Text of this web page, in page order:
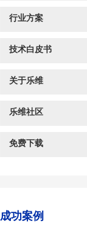
行业方案
技术白皮书
关于乐维
乐维社区
免费下载
成功案例